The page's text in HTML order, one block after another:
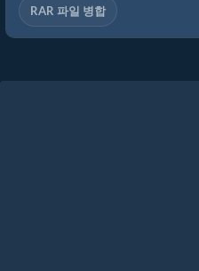
RAR 파일 병합